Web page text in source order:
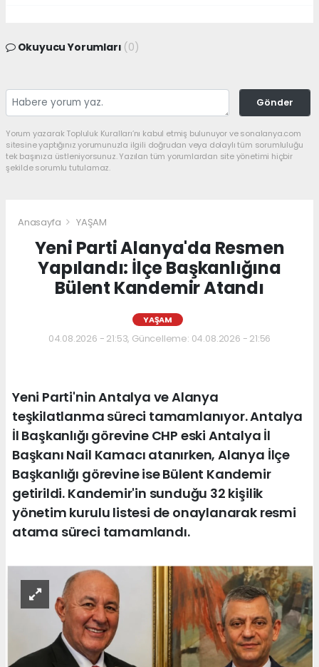
Okuyucu Yorumları (0)
Gönder
Yorum yazarak Topluluk Kuralları’nı kabul etmiş bulunuyor ve sonalanya.com
sitesine yaptığınız yorumunuzla ilgili doğrudan veya dolaylı tüm sorumluluğu
tek başınıza üstleniyorsunuz. Yazılan tüm yorumlardan site yönetimi hiçbir
şekilde sorumlu tutulamaz.
Anasayfa YAŞAM
Yeni Parti Alanya'da Resmen
Yapılandı: İlçe Başkanlığına
Bülent Kandemir Atandı
YAŞAM
04.08.2026 - 21:53, Güncelleme: 04.08.2026 - 21:56
Yeni Parti'nin Antalya ve Alanya
teşkilatlanma süreci tamamlanıyor. Antalya
İl Başkanlığı görevine CHP eski Antalya İl
Başkanı Nail Kamacı atanırken, Alanya İlçe
Başkanlığı görevine ise Bülent Kandemir
getirildi. Kandemir'in sunduğu 32 kişilik
yönetim kurulu listesi de onaylanarak resmi
atama süreci tamamlandı.